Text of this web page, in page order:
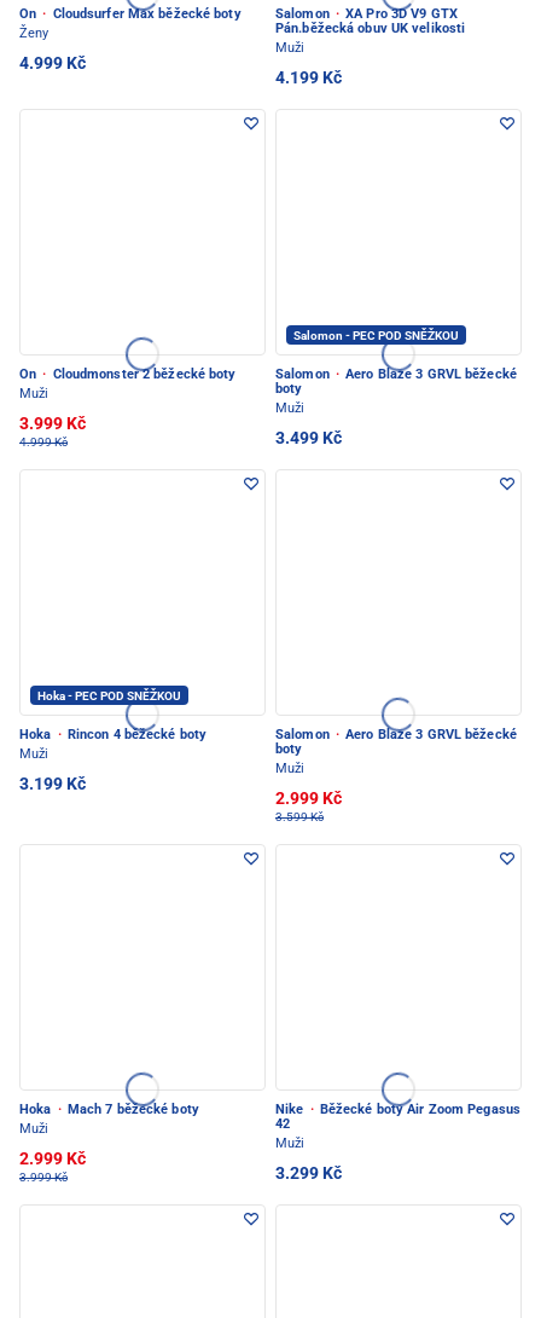
On · Cloudsurfer Max běžecké boty
Ženy
4.999 Kč
Salomon · XA Pro 3D V9 GTX
Pán.běžecká obuv UK velikosti
Muži
4.199 Kč
On · Cloudmonster 2 běžecké boty
Muži
3.999 Kč
4.999 Kč
Salomon - PEC POD SNĚŽKOU
Salomon · Aero Blaze 3 GRVL běžecké
boty
Muži
3.499 Kč
Hoka - PEC POD SNĚŽKOU
Hoka · Rincon 4 běžecké boty
Muži
3.199 Kč
Salomon · Aero Blaze 3 GRVL běžecké
boty
Muži
2.999 Kč
3.599 Kč
Hoka · Mach 7 běžecké boty
Muži
2.999 Kč
3.999 Kč
Nike · Běžecké boty Air Zoom Pegasus
42
Muži
3.299 Kč